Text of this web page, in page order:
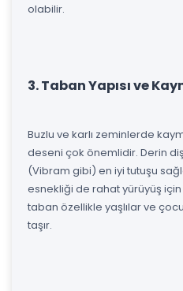
olabilir.
3. Taban Yapısı ve
Buzlu ve karlı zeminlerde
deseni çok önemlidir. Derin
(Vibram gibi) en iyi tutuşu
esnekliği de rahat yürüyüş
taban özellikle yaşlılar ve
taşır.